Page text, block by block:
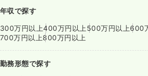
年収で探す
300万円以上400万円以上 500万円以上600
700万円以上800万円以上
勤務形態で探す